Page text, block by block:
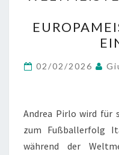
02/02/2026
Andrea Pirlo wird für
zum Fußballerfolg
während der